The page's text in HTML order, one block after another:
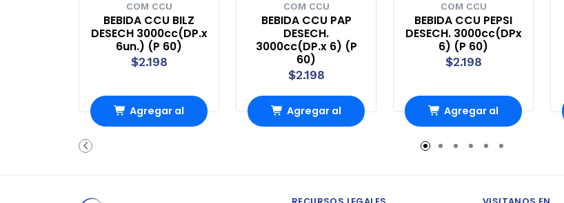
COM CCU
BEBIDA CCU BILZ
DESECH 3000cc(DP.x
6un.) (P 60)
$2.198
Agregar al
COM CCU
BEBIDA CCU PAP
DESECH.
3000cc(DP.x 6) (P
60)
$2.198
Agregar al
COM CCU
BEBIDA CCU PEPSI
DESECH. 3000cc(DPx
6) (P 60)
$2.198
Agregar al
Carro